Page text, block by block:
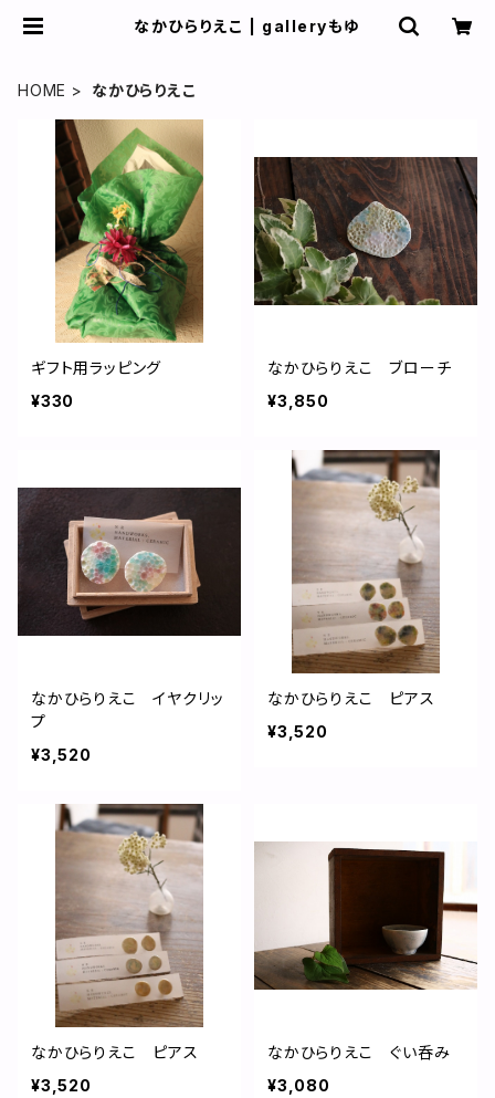
なかひらりえこ | galleryもゆ
HOME なかひらりえこ
ギフト用ラッピング
¥330
なかひらりえこ ブローチ
¥3,850
なかひらりえこ イヤクリッ
プ
¥3,520
なかひらりえこ ピアス
¥3,520
なかひらりえこ ピアス
¥3,520
なかひらりえこ ぐい呑み
¥3,080